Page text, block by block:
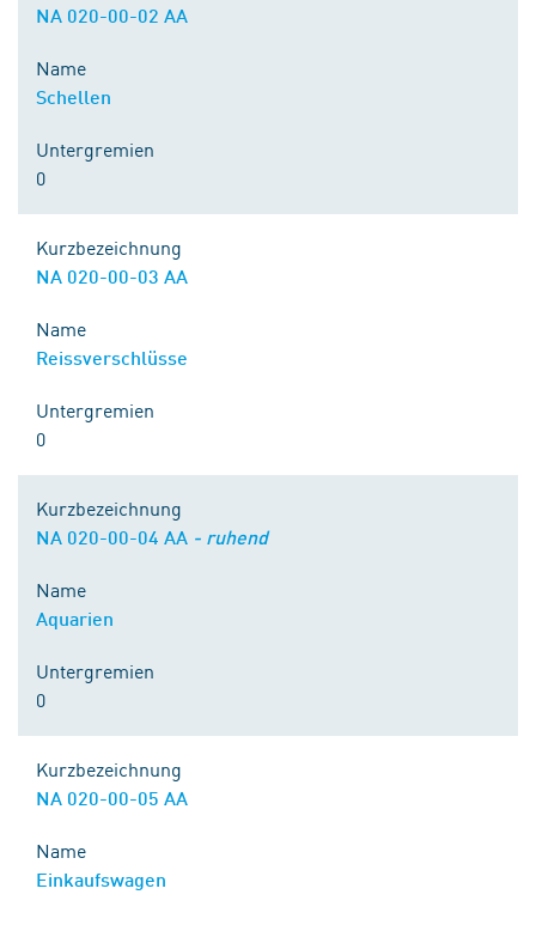
NA 020-00-02 AA
Name
Schellen
Untergremien
0
Kurzbezeichnung
NA 020-00-03 AA
Name
Reissverschlüsse
Untergremien
0
Kurzbezeichnung
NA 020-00-04 AA - ruhend
Name
Aquarien
Untergremien
0
Kurzbezeichnung
NA 020-00-05 AA
Name
Einkaufswagen